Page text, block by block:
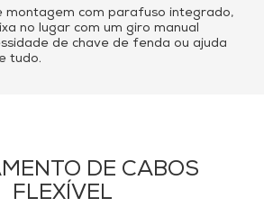
montagem com parafuso integrado,
no lugar com um giro manual
de chave de fenda ou ajuda
tudo.
DE CABOS
FLEXÍVEL